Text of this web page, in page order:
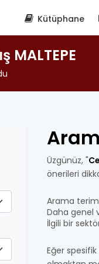
Kütüphane
MALTEPE
Üzgünüz, "
önerileri
Arama
Daha genel
İlgili bir
Eğer